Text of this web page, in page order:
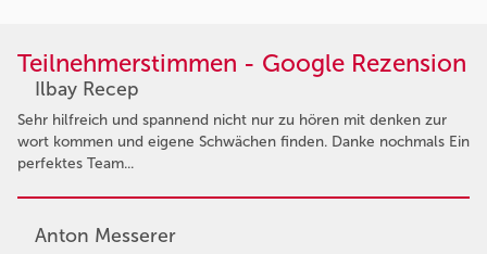
Teilnehmerstimmen - Google Rezension
Ilbay Recep
Sehr hilfreich und spannend nicht nur zu hören mit denken zur
wort kommen und eigene Schwächen finden. Danke nochmals Ein
perfektes Team...
Anton Messerer